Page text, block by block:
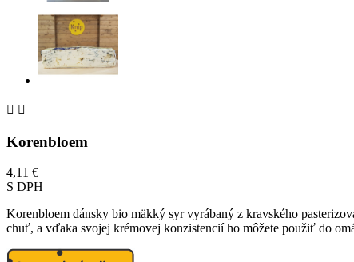
 
Korenbloem
4,11 €
S DPH
Korenbloem dánsky bio mäkký syr vyrábaný z kravského
chuť, a vďaka svojej krémovej konzistencií ho môžete použiť do